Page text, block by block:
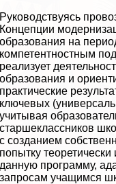
Руководствуясь
Концепции
образования на
компетентностным
реализует
образования и
пpaктические
ключевых
учитывая
старшеклассников
с созданием
попытку теоретически
данную программу,
запросам учащимся